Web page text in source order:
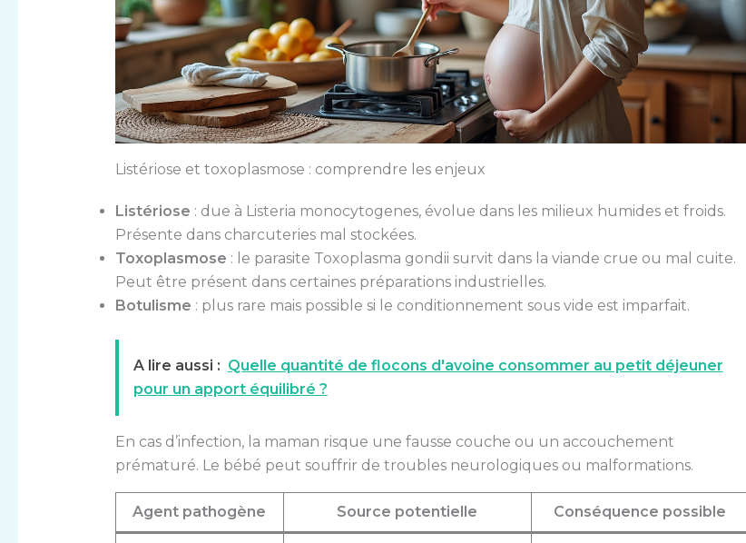
Listériose et toxoplasmose : comprendre les enjeux
Listériose : due à Listeria monocytogenes, évolue dans les milieux humides et froids.
Présente dans charcuteries mal stockées.
Toxoplasmose : le parasite Toxoplasma gondii survit dans la viande crue ou mal cuite.
Peut être présent dans certaines préparations industrielles.
Botulisme : plus rare mais possible si le conditionnement sous vide est imparfait.
A lire aussi : Quelle quantité de flocons d'avoine consommer au petit déjeuner
pour un apport équilibré ?
En cas d’infection, la maman risque une fausse couche ou un accouchement
prématuré. Le bébé peut souffrir de troubles neurologiques ou malformations.
Agent pathogène Source potentielle Conséquence possible